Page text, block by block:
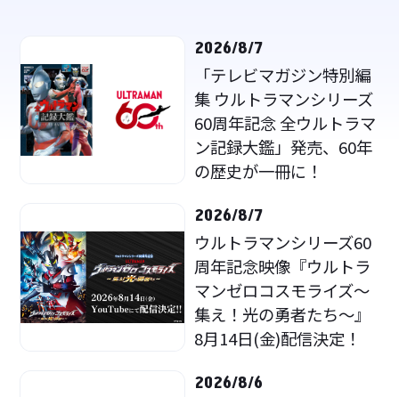
2026/8/7
「テレビマガジン特別編
集 ウルトラマンシリーズ
60周年記念 全ウルトラマ
ン記録大鑑」発売、60年
の歴史が一冊に！
2026/8/7
ウルトラマンシリーズ60
周年記念映像『ウルトラ
マンゼロコスモライズ～
集え！光の勇者たち～』
8月14日(金)配信決定！
2026/8/6